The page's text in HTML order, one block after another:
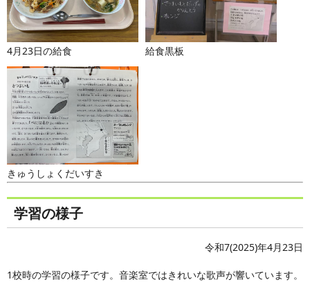
4月23日の給食 給食黒板
きゅうしょくだいすき
学習の様子
令和7(2025)年4月23日
1校時の学習の様子です。音楽室ではきれいな歌声が響いています。